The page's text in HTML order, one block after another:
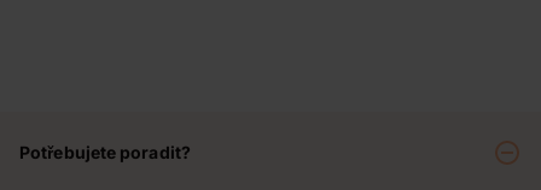
Potřebujete poradit?